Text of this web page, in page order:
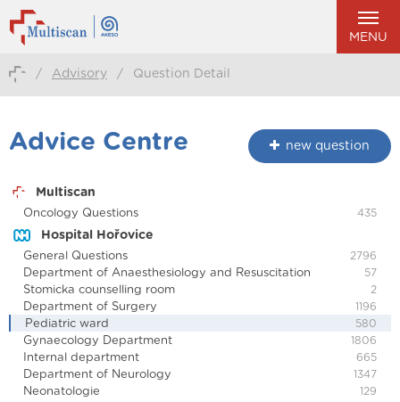
MENU
/ Advisory / Question Detail
Advice Centre new question
Multiscan
Oncology Questions 435
Hospital Hořovice
General Questions 2796
Department of Anaesthesiology and Resuscitation 57
Stomicka counselling room 2
Department of Surgery 1196
Pediatric ward 580
Gynaecology Department 1806
Internal department 665
Department of Neurology 1347
Neonatologie 129